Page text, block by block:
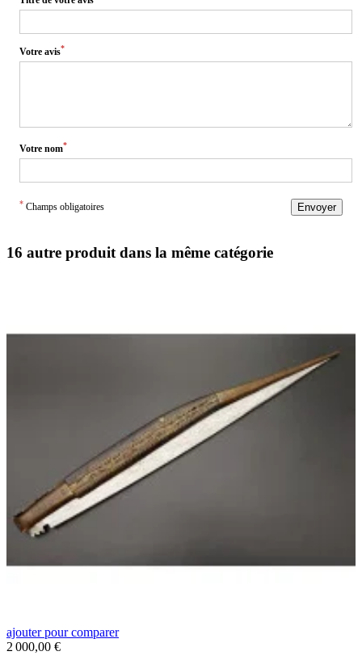
Votre avis*
Votre nom*
* Champs obligatoires Envoyer
16 autre produit dans la même catégorie
ajouter pour comparer
Prix
2 000,00 €